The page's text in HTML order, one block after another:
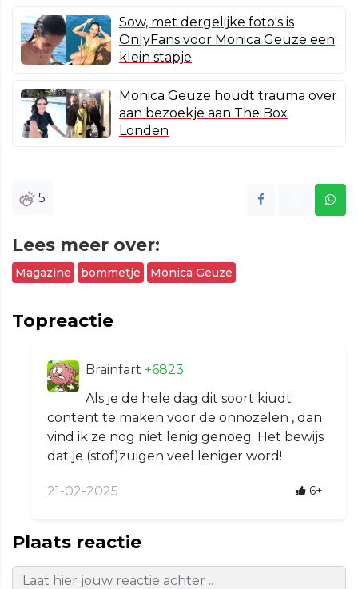
Sow, met dergelijke foto's is
OnlyFans voor Monica Geuze een
klein stapje
Monica Geuze houdt trauma over
aan bezoekje aan The Box
Londen
5
Lees meer over:
Magazine bommetje Monica Geuze
Topreactie
Brainfart +6823
Als je de hele dag dit soort kiudt
content te maken voor de onnozelen , dan
vind ik ze nog niet lenig genoeg. Het bewijs
dat je (stof)zuigen veel leniger word!
21-02-2025 6+
Plaats reactie